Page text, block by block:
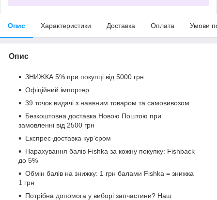
Опис Характеристики Доставка Оплата Умови
Опис
ЗНИЖКА 5% при покупці від 5000 грн
Офіційний імпортер
39 точок видачі з наявним товаром та самовивозом
Безкоштовна доставка Новою Поштою при
замовленні від 2500 грн
Експрес-доставка кур’єром
Нарахування балів Fishka за кожну покупку: Fishback
до 5%
Обмін балів на знижку: 1 грн балами Fishka = знижка
1 грн
Потрібна допомога у виборі запчастини? Наш